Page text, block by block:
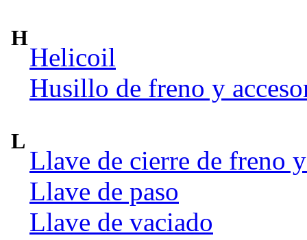
H
Helicoil
Husillo de freno y
L
Llave de cierre de freno
Llave de paso
Llave de vaciado